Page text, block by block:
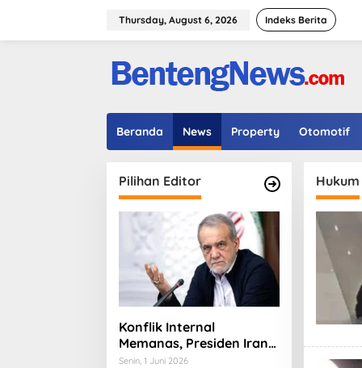
Thursday, August 6, 2026 Indeks Berita
Beranda News Property Otomotif
Pilihan Editor
Konflik Internal
Memanas, Presiden Iran
Masoud Pezeshkian
Senin, 1 Juni 2026
Hukum